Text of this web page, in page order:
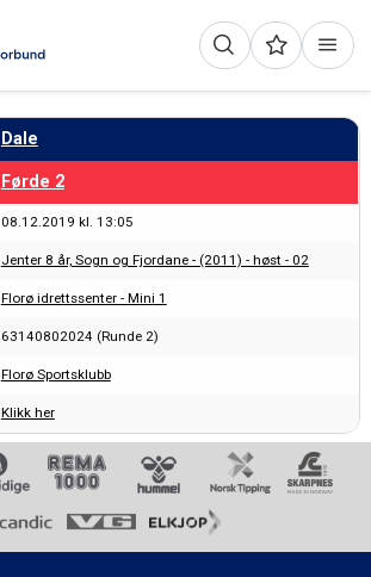
Dale
Førde 2
08.12.2019 kl. 13:05
Jenter 8 år, Sogn og Fjordane - (2011) - høst - 02
Florø idrettssenter - Mini 1
63140802024 (Runde 2)
Florø Sportsklubb
Klikk her